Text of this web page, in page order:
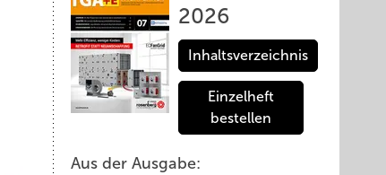
2026
Inhaltsverzeichnis
Einzelheft
bestellen
Aus der Ausgabe: